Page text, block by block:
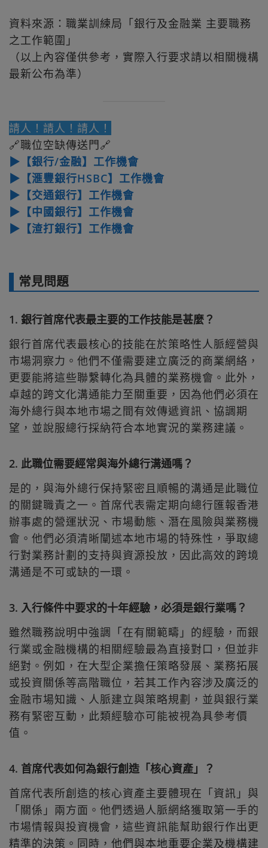
資料來源：職業訓練局「銀行及金融業 主要職務
之工作範圍」
（以上內容僅供參考，實際入行要求請以相關機構
最新公布為準）
請人！請人！請人！
🔗職位空缺傳送門🔗
▶【銀行/金融】工作機會
▶【滙豐銀行HSBC】工作機會
▶【交通銀行】工作機會
▶【中國銀行】工作機會
▶【渣打銀行】工作機會
常見問題
1. 銀行首席代表最主要的工作技能是甚麼？
銀行首席代表最核心的技能在於策略性人脈經營與
市場洞察力。他們不僅需要建立廣泛的商業網絡，
更要能將這些聯繫轉化為具體的業務機會。此外，
卓越的跨文化溝通能力至關重要，因為他們必須在
海外總行與本地市場之間有效傳遞資訊、協調期
望，並說服總行採納符合本地實況的業務建議。
2. 此職位需要經常與海外總行溝通嗎？
是的，與海外總行保持緊密且順暢的溝通是此職位
的關鍵職責之一。首席代表需定期向總行匯報香港
辦事處的營運狀況、市場動態、潛在風險與業務機
會。他們必須清晰闡述本地市場的特殊性，爭取總
行對業務計劃的支持與資源投放，因此高效的跨境
溝通是不可或缺的一環。
3. 入行條件中要求的十年經驗，必須是銀行業嗎？
雖然職務說明中強調「在有關範疇」的經驗，而銀
行業或金融機構的相關經驗最為直接對口，但並非
絕對。例如，在大型企業擔任策略發展、業務拓展
或投資關係等高階職位，若其工作內容涉及廣泛的
金融市場知識、人脈建立與策略規劃，並與銀行業
務有緊密互動，此類經驗亦可能被視為具參考價
值。
4. 首席代表如何為銀行創造「核心資產」？
首席代表所創造的核心資產主要體現在「資訊」與
「關係」兩方面。他們透過人脈網絡獲取第一手的
市場情報與投資機會，這些資訊能幫助銀行作出更
精準的決策。同時，他們與本地重要企業及機構建